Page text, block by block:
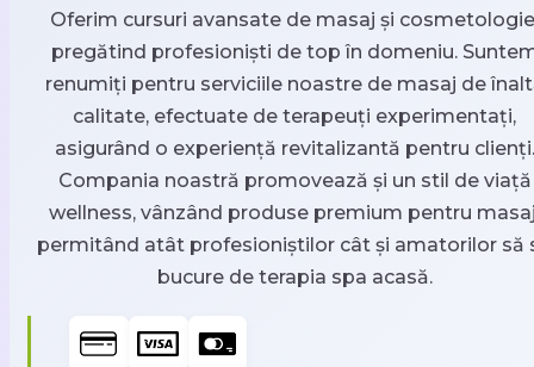
Oferim cursuri avansate de masaj și
pregătind profesioniști de top în domeniu.
renumiți pentru serviciile noastre de masaj de
calitate, efectuate de terapeuți experimentați,
asigurând o experiență revitalizantă pentru clienți.
Compania noastră promovează și un stil de viață
wellness, vânzând produse premium pentru
permitând atât profesioniștilor cât și amatorilor să
bucure de terapia spa acasă.